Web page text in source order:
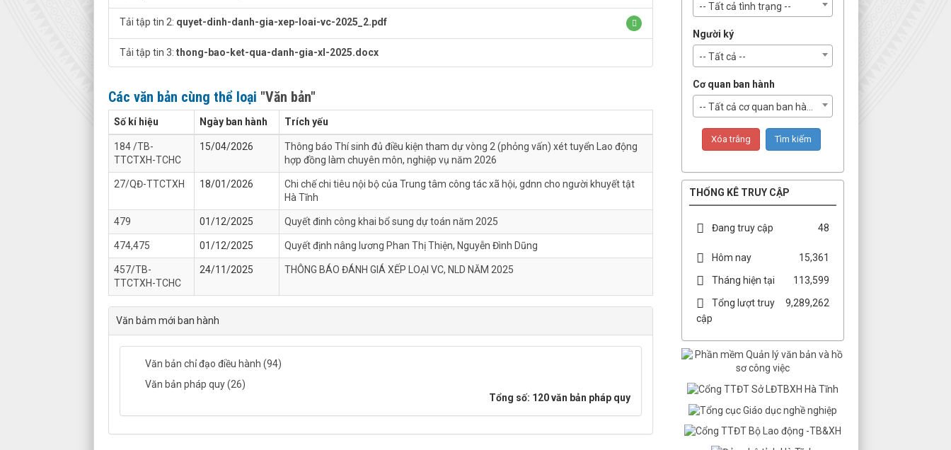
Tải tập tin 2: quyet-dinh-danh-gia-xep-loai-vc-2025_2.pdf
Tải tập tin 3: thong-bao-ket-qua-danh-gia-xl-2025.docx
Các văn bản cùng thể loại "Văn bản"
Số kí hiệu Ngày ban hành Trích yếu
184 /TB-
TTCTXH-TCHC
15/04/2026
Thông báo Thí sinh đủ điều kiện tham dự vòng 2 (phỏng vấn) xét tuyển Lao động
hợp đồng làm chuyên môn, nghiệp vụ năm 2026
27/QĐ-TTCTXH 18/01/2026
Chi chế chi tiêu nội bộ của Trung tâm công tác xã hội, gdnn cho người khuyết tật
Hà Tĩnh
479 01/12/2025 Quyết đinh công khai bổ sung dự toán năm 2025
474,475 01/12/2025 Quyết định nâng lương Phan Thị Thiện, Nguyễn Đình Dũng
457/TB-
TTCTXH-TCHC
24/11/2025 THÔNG BÁO ĐÁNH GIÁ XẾP LOẠI VC, NLD NĂM 2025
Văn bảm mới ban hành
Văn bản chỉ đạo điều hành (94)
Văn bản pháp quy (26)
Tổng số: 120 văn bản pháp quy
-- Tất cả tình trạng --
Người ký
-- Tất cả --
Cơ quan ban hành
THỐNG KÊ TRUY CẬP
Đang truy cập 48
Hôm nay
15,361
Tháng hiện tại
113,599
Tổng lượt truy
cập
9,289,262